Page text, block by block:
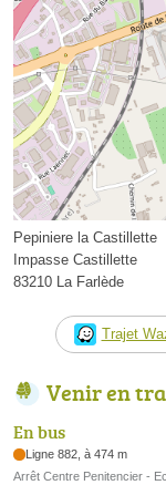
Pepiniere la Castillette
Impasse Castillette
83210 La Farlède
Trajet
Venir en
En bus
Ligne 882, à 474 m
Arrêt Centre Penitencier -